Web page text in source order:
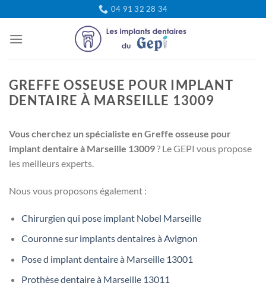
contenu
04 91 32 28 34
GREFFE OSSEUSE POUR IMPLANT
DENTAIRE À MARSEILLE 13009
Vous cherchez un spécialiste en Greffe osseuse pour
implant dentaire à Marseille 13009? Le GEPI vous propose
les meilleurs experts.
Nous vous proposons également :
Chirurgien qui pose implant Nobel Marseille
Couronne sur implants dentaires à Avignon
Pose d implant dentaire à Marseille 13001
Prothèse dentaire à Marseille 13011